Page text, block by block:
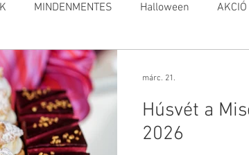
MINDENMENTES Halloween AKCIÓ
VALENTIN NAP NŐNAP
Jótékonysági esemény Ország
Húsvét a
2026
márc. 21.